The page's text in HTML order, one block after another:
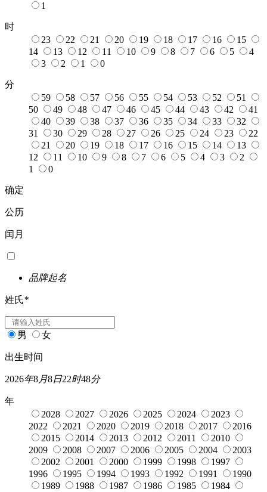
1
时
23
22 21 20 19 18 17 16
15
14
13 12 11 10 9 8 7 6 5
4
3
2 1 0
分
59
58 57 56 55 54 53 52
51
50
49 48 47 46 45 44 43 42
41
40
39 38 37 36 35 34 33
32
31
30 29 28 27 26 25 24 23
22
21
20 19 18 17 16 15 14
13
12
11 10 9 8 7 6 5 4 3
2
1
0
确定
公历
闰月
品牌起名
姓氏*
男 女
出生时间
2026年8月8日22时48分
年
2028
2027 2026 2025 2024
2023
2022
2021 2020 2019 2018 2017
2016
2015
2014 2013 2012 2011
2010
2009
2008 2007 2006 2005 2004
2003
2002
2001 2000 1999 1998
1997
1996
1995 1994 1993 1992 1991
1990
1989
1988 1987 1986 1985
1984